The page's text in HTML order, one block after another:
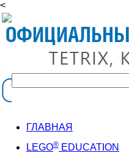
<
ГЛАВНАЯ
LEGO® EDUCATION